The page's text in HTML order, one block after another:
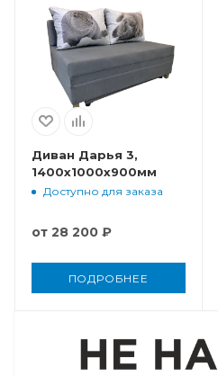
Диван Дарья 3,
1400x1000x900мм
Доступно для заказа
от 28 200 ₽
ПОДРОБНЕЕ